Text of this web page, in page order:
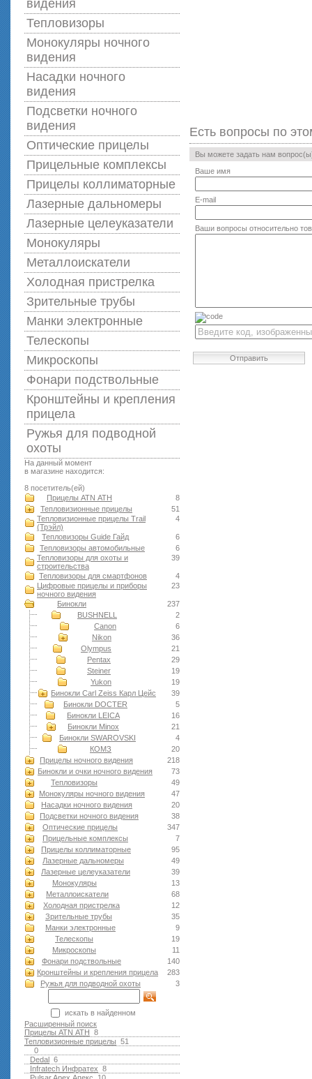
видения
Тепловизоры
Монокуляры ночного
видения
Насадки ночного
видения
Подсветки ночного
видения
Оптические прицелы
Прицельные комплексы
Прицелы коллиматорные
Лазерные дальномеры
Лазерные целеуказатели
Монокуляры
Металлоискатели
Холодная пристрелка
Зрительные трубы
Манки электронные
Телескопы
Микроскопы
Фонари подствольные
Кронштейны и крепления
прицела
Ружья для подводной
оxоты
На данный момент
в магазине находится:
8 посетитель(ей)
8
Прицелы ATN АТН
51
Тепловизионные прицелы
4
Тепловизионные прицелы Trail
(Трэйл)
6
Тепловизоры Guide Гайд
6
Тепловизоры автомобильные
39
Тепловизоры для охоты и
строительства
4
Тепловизоры для смартфонов
23
Цифровые прицелы и приборы
ночного видения
237
Бинокли
2
BUSHNELL
6
Canon
36
Nikon
21
Olympus
29
Pentax
19
Steiner
19
Yukon
39
Бинокли Carl Zeiss Карл Цейс
5
Бинокли DOCTER
16
Бинокли LEICA
21
Бинокли Minox
4
Бинокли SWAROVSKI
20
КОМЗ
218
Прицелы ночного видения
73
Бинокли и очки ночного видения
49
Тепловизоры
47
Монокуляры ночного видения
20
Насадки ночного видения
38
Подсветки ночного видения
347
Оптические прицелы
7
Прицельные комплексы
95
Прицелы коллиматорные
49
Лазерные дальномеры
39
Лазерные целеуказатели
13
Монокуляры
68
Металлоискатели
12
Холодная пристрелка
35
Зрительные трубы
9
Манки электронные
19
Телескопы
11
Микроскопы
140
Фонари подствольные
283
Кронштейны и крепления прицела
3
Ружья для подводной оxоты
искать в найденном
Расширенный поиск
8
Прицелы ATN АТН
51
Тепловизионные прицелы
0
6
Dedal
8
Infratech Инфратех
Есть вопросы по
Вы можете задать нам
Ваше имя
E-mail
Ваши вопросы относительно
Отправить